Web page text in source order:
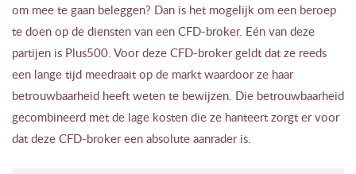
om mee te gaan beleggen? Dan is het mogelijk om een beroep
te doen op de diensten van een CFD-broker. Eén van deze
partijen is Plus500. Voor deze CFD-broker geldt dat ze reeds
een lange tijd meedraait op de markt waardoor ze haar
betrouwbaarheid heeft weten te bewijzen. Die betrouwbaarheid
gecombineerd met de lage kosten die ze hanteert zorgt er voor
dat deze CFD-broker een absolute aanrader is.